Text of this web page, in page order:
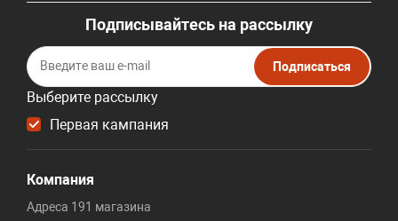
Подписывайтесь на рассылку
Выберите рассылку
Первая кампания
Подписаться
Компания
Адреса 191 магазина